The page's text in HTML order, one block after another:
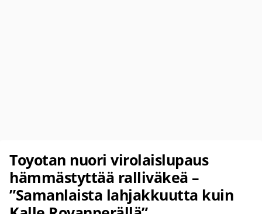
Toyotan nuori virolaislupaus
hämmästyttää ralliväkeä –
”Samanlaista lahjakkuutta kuin